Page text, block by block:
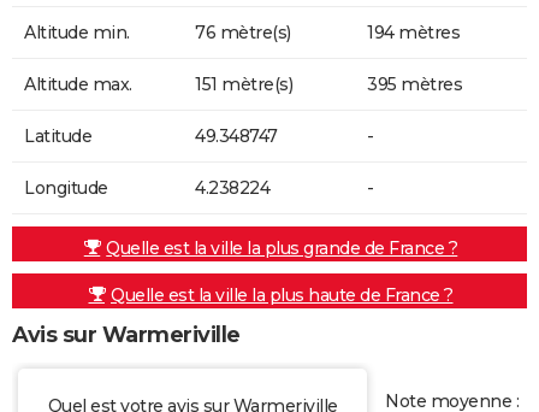
Altitude min. 76 mètre(s) 194 mètres
Altitude max. 151 mètre(s) 395 mètres
Latitude 49.348747 -
Longitude 4.238224 -
Quelle est la ville la plus grande de France ?
Quelle est la ville la plus haute de France ?
Avis sur Warmeriville
Quel est votre avis sur Warmeriville Note moyenne :